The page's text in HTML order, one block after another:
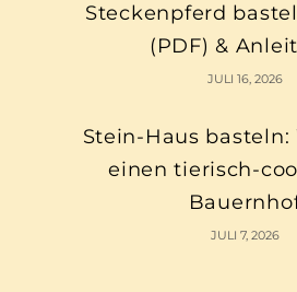
Steckenpferd
(PDF) &
JULI 16, 2026
Stein-Haus
einen tierisch-
JULI 7, 2026